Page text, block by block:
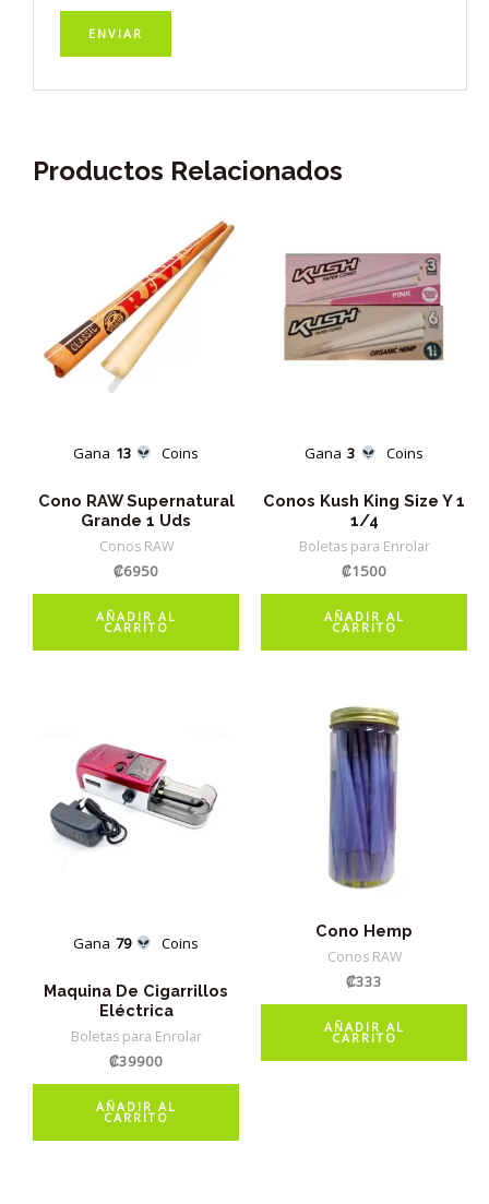
Productos Relacionados
Gana 13 Coins
Cono RAW Supernatural
Grande 1 Uds
Conos RAW
₡6950
AÑADIR AL
CARRITO
Gana 3 Coins
Conos Kush King Size Y 1
1/4
Boletas para Enrolar
₡1500
AÑADIR AL
CARRITO
Gana 79 Coins
Maquina De Cigarrillos
Eléctrica
Boletas para Enrolar
₡39900
AÑADIR AL
CARRITO
Cono Hemp
Conos RAW
₡333
AÑADIR AL
CARRITO